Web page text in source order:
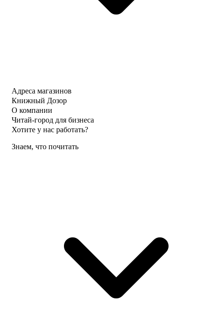
Адреса магазинов
Книжный Дозор
О компании
Читай-город для бизнеса
Хотите у нас работать?
Знаем, что почитать